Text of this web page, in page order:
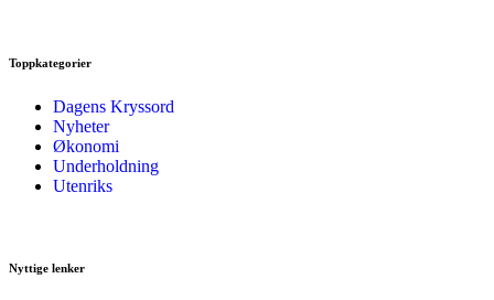
Toppkategorier
Dagens Kryssord
Nyheter
Økonomi
Underholdning
Utenriks
Nyttige lenker